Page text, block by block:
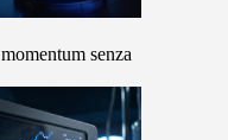
senza